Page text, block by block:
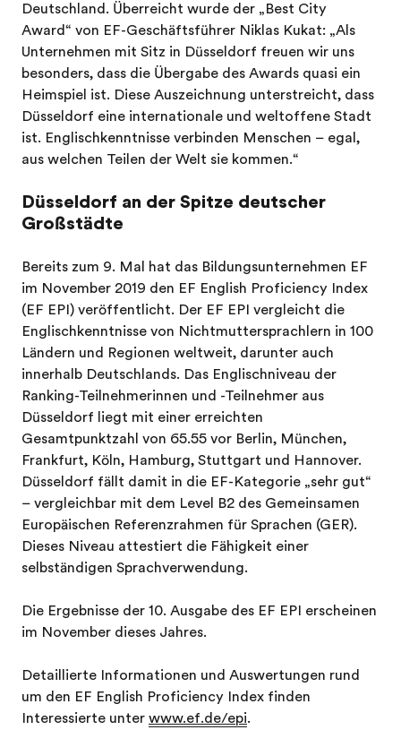
Deutschland. Überreicht wurde der „Best City
Award“ von EF-Geschäftsführer Niklas Kukat: „Als
Unternehmen mit Sitz in Düsseldorf freuen wir uns
besonders, dass die Übergabe des Awards quasi ein
Heimspiel ist. Diese Auszeichnung unterstreicht, dass
Düsseldorf eine internationale und weltoffene Stadt
ist. Englischkenntnisse verbinden Menschen – egal,
aus welchen Teilen der Welt sie kommen.“
Düsseldorf an der Spitze deutscher
Großstädte
Bereits zum 9. Mal hat das Bildungsunternehmen EF
im November 2019 den EF English Proficiency Index
(EF EPI) veröffentlicht. Der EF EPI vergleicht die
Englischkenntnisse von Nichtmuttersprachlern in 100
Ländern und Regionen weltweit, darunter auch
innerhalb Deutschlands. Das Englischniveau der
Ranking-Teilnehmerinnen und -Teilnehmer aus
Düsseldorf liegt mit einer erreichten
Gesamtpunktzahl von 65.55 vor Berlin, München,
Frankfurt, Köln, Hamburg, Stuttgart und Hannover.
Düsseldorf fällt damit in die EF-Kategorie „sehr gut“
– vergleichbar mit dem Level B2 des Gemeinsamen
Europäischen Referenzrahmen für Sprachen (GER).
Dieses Niveau attestiert die Fähigkeit einer
selbständigen Sprachverwendung.
Die Ergebnisse der 10. Ausgabe des EF EPI erscheinen
im November dieses Jahres.
Detaillierte Informationen und Auswertungen rund
um den EF English Proficiency Index finden
Interessierte unter www.ef.de/epi.